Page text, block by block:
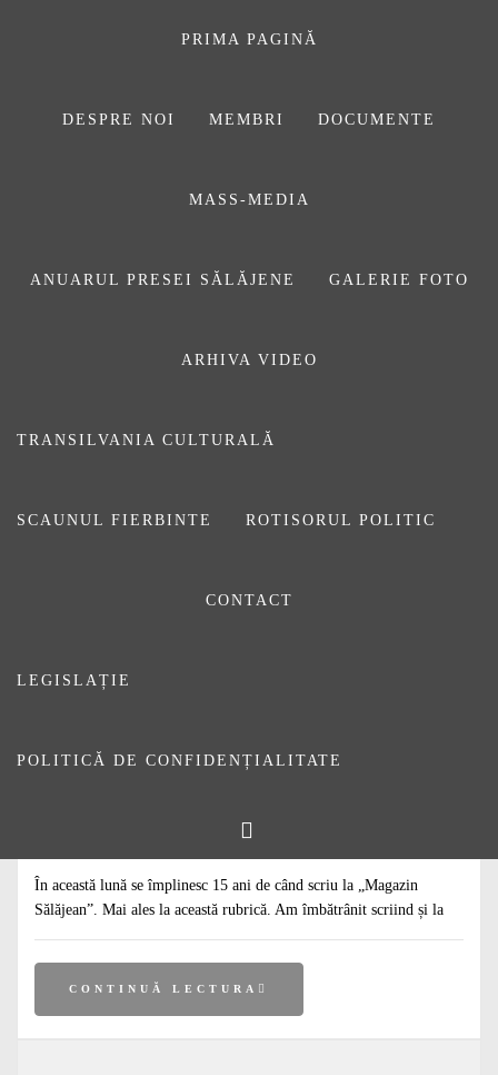
PRIMA PAGINĂ
DESPRE NOI MEMBRI DOCUMENTE
MASS-MEDIA
ANUARUL PRESEI SĂLĂJENE GALERIE FOTO
ARHIVA VIDEO
TRANSILVANIA CULTURALĂ
SCAUNUL FIERBINTE ROTISORUL POLITIC
CONTACT
LEGISLAȚIE
POLITICĂ DE CONFIDENȚIALITATE
ASOCIAŢIA
DIN SĂLAJ
În această lună se împlinesc 15 ani de când scriu la „Magazin
Sălăjean”. Mai ales la această rubrică. Am îmbătrânit scriind și la
CONTINUĂ LECTURA